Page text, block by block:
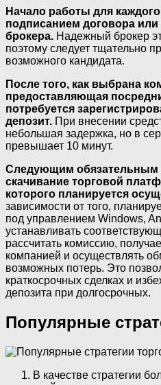
Начало работы для
подписанием договора или
брокера. Надежный брокер
поэтому следует тщательно
возможного кандидата.
После того, как выбрана
предоставляющая
потребуется
депозит. При внесении
небольшая задержка, но в
превышает 10 минут.
Следующим обязательным
скачивание торговой
которого планируется
зависимости от того,
под управлением Windows,
устанавливать
рассчитать комиссию,
компанией и осуществлять
возможных потерь. Это
краткосрочных сделках и
депозита при долгосрочных.
Популярные
В качестве стратегии